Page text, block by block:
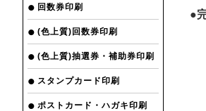
回数券印刷
(色上質)回数券印刷
(色上質)抽選券・補助券印刷
スタンプカード印刷
ポストカード・ハガキ印刷
●